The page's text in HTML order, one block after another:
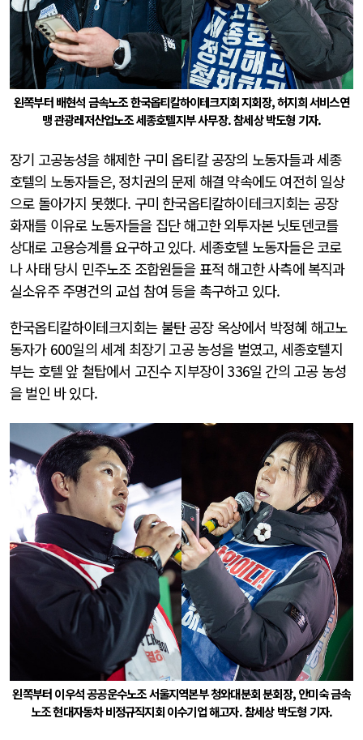
왼쪽부터 배현석 금속노조 한국옵티칼하이테크지회 지회장, 허지희 서비스연
맹 관광레저산업노조 세종호텔지부 사무장. 참세상 박도형 기자.
장기 고공농성을 해제한 구미 옵티칼 공장의 노동자들과 세종
호텔의 노동자들은, 정치권의 문제 해결 약속에도 여전히 일상
으로 돌아가지 못했다. 구미 한국옵티칼하이테크지회는 공장
화재를 이유로 노동자들을 집단 해고한 외투자본 닛토덴코를
상대로 고용승계를 요구하고 있다. 세종호텔 노동자들은 코로
나 사태 당시 민주노조 조합원들을 표적 해고한 사측에 복직과
실소유주 주명건의 교섭 참여 등을 촉구하고 있다.
한국옵티칼하이테크지회는 불탄 공장 옥상에서 박정혜 해고노
동자가 600일의 세계 최장기 고공 농성을 벌였고, 세종호텔지
부는 호텔 앞 철탑에서 고진수 지부장이 336일 간의 고공 농성
을 벌인 바 있다.
왼쪽부터 이우석 공공운수노조 서울지역본부 청와대분회 분회장, 안미숙 금속
노조 현대자동차 비정규직지회 이수기업 해고자. 참세상 박도형 기자.